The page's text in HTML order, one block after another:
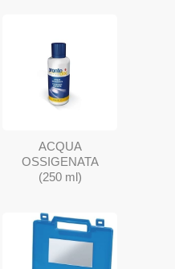
ACQUA
OSSIGENATA
(250 ml)